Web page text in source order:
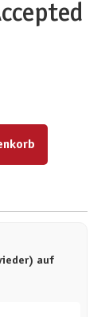
um die Anzahl zu
auf